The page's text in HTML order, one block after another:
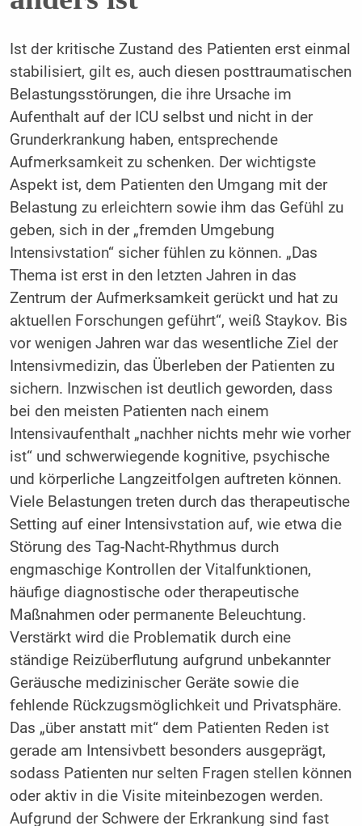
Ist der kritische Zustand des Patienten erst einmal
stabilisiert, gilt es, auch diesen posttraumatischen
Belastungsstörungen, die ihre Ursache im
Aufenthalt auf der ICU selbst und nicht in der
Grunderkrankung haben, entsprechende
Aufmerksamkeit zu schenken. Der wichtigste
Aspekt ist, dem Patienten den Umgang mit der
Belastung zu erleichtern sowie ihm das Gefühl zu
geben, sich in der „fremden Umgebung
Intensivstation“ sicher fühlen zu können. „Das
Thema ist erst in den letzten Jahren in das
Zentrum der Aufmerksamkeit gerückt und hat zu
aktuellen Forschungen geführt“, weiß Staykov. Bis
vor wenigen Jahren war das wesentliche Ziel der
Intensivmedizin, das Überleben der Patienten zu
sichern. Inzwischen ist deutlich geworden, dass
bei den meisten Patienten nach einem
Intensivaufenthalt „nachher nichts mehr wie vorher
ist“ und schwerwiegende kognitive, psychische
und körperliche Langzeitfolgen auftreten können.
Viele Belastungen treten durch das therapeutische
Setting auf einer Intensivstation auf, wie etwa die
Störung des Tag-Nacht-Rhythmus durch
engmaschige Kontrollen der Vitalfunktionen,
häufige diagnostische oder therapeutische
Maßnahmen oder permanente Beleuchtung.
Verstärkt wird die Problematik durch eine
ständige Reizüberflutung aufgrund unbekannter
Geräusche medizinischer Geräte sowie die
fehlende Rückzugsmöglichkeit und Privatsphäre.
Das „über anstatt mit“ dem Patienten Reden ist
gerade am Intensivbett besonders ausgeprägt,
sodass Patienten nur selten Fragen stellen können
oder aktiv in die Visite miteinbezogen werden.
Aufgrund der Schwere der Erkrankung sind fast